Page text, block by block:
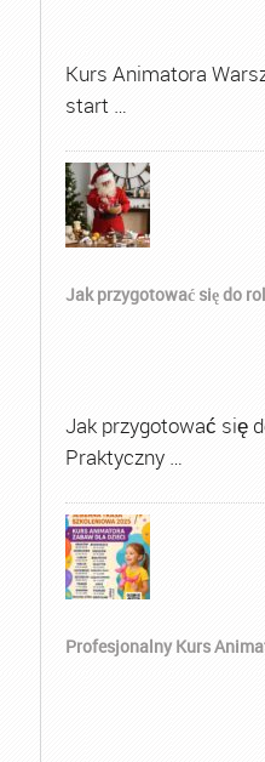
Kurs Animatora
start …
Jak przygotować się do
Jak przygotować się
Praktyczny …
Profesjonalny Kurs